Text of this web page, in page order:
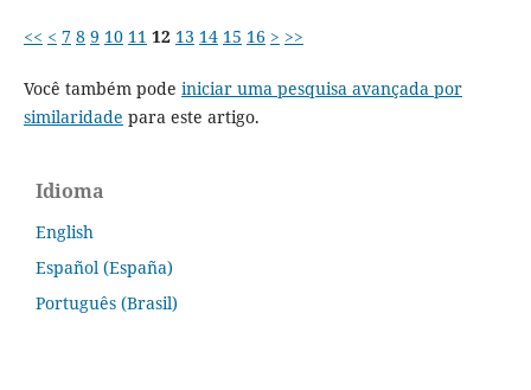
<< < 7 8 9 10 11 12 13 14 15 16 > >>
Você também pode iniciar uma pesquisa avançada por
similaridade para este artigo.
Idioma
English
Español (España)
Português (Brasil)